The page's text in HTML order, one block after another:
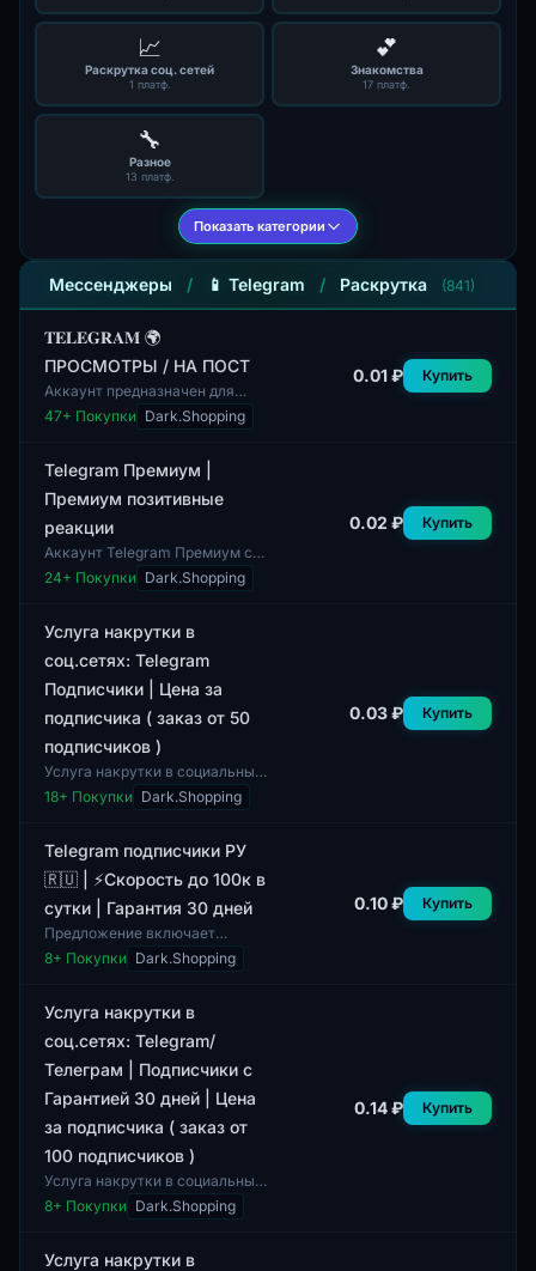
📈
Раскрутка соц. сетей
1 платф.
💕
Знакомства
17 платф.
🔧
Разное
13 платф.
Показать категории
Мессенджеры / 📱 Telegram / Раскрутка (841)
𝐓𝐄𝐋𝐄𝐆𝐑𝐀𝐌 🌍
ПРОСМОТРЫ / НА ПОСТ
Аккаунт предназначен для
предоставления просмотров на
посты в мессенджере
комплекте отсутствуют...
47+ Покупки Dark.Shopping
0.01 ₽ Купить
Telegram Премиум |
Премиум позитивные
реакции
Аккаунт Telegram Премиум с
позитивными реакциями
позволяет пользователям
переписке более ярко и р...
24+ Покупки Dark.Shopping
0.02 ₽ Купить
Услуга накрутки в
соц.сетях: Telegram
Подписчики | Цена за
подписчика ( заказ от 50
подписчиков )
Услуга накрутки в социальных
сетях предоставляет
возможность получения
Данный сервис позволяет к...
18+ Покупки Dark.Shopping
0.03 ₽ Купить
Telegram подписчики РУ
🇷🇺 | ⚡Скорость до 100к в
сутки | Гарантия 30 дней
Предложение включает
подписчиков для Telegram,
ориентированных на
Данная услуга позволяет
получ...
8+ Покупки Dark.Shopping
0.10 ₽ Купить
Услуга накрутки в
соц.сетях: Telegram/
Телеграм | Подписчики с
Гарантией 30 дней | Цена
за подписчика ( заказ от
100 подписчиков )
Услуга накрутки в социальных
сетях, представленная в этом
лоте, относится к платформе
подписчиков с...
8+ Покупки Dark.Shopping
0.14 ₽ Купить
Услуга накрутки в